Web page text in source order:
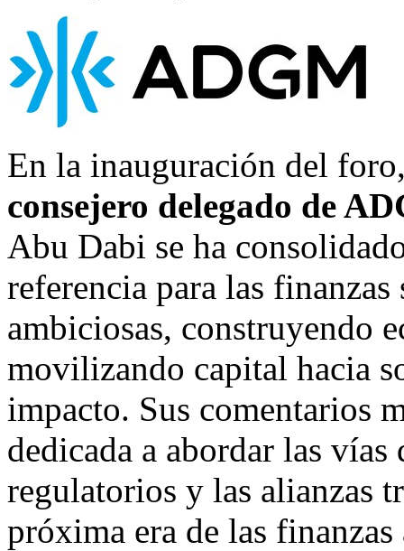
En la inauguración del
consejero delegado de
Abu Dabi se ha
referencia para las
ambiciosas, construyendo
movilizando capital hacia
impacto. Sus comentarios
dedicada a abordar las
regulatorios y las alianzas
próxima era de las